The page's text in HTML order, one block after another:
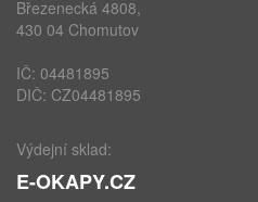
Březenecká 4808,
430 04 Chomutov
IČ: 04481895
DIČ: CZ04481895
Výdejní sklad:
E-OKAPY.CZ